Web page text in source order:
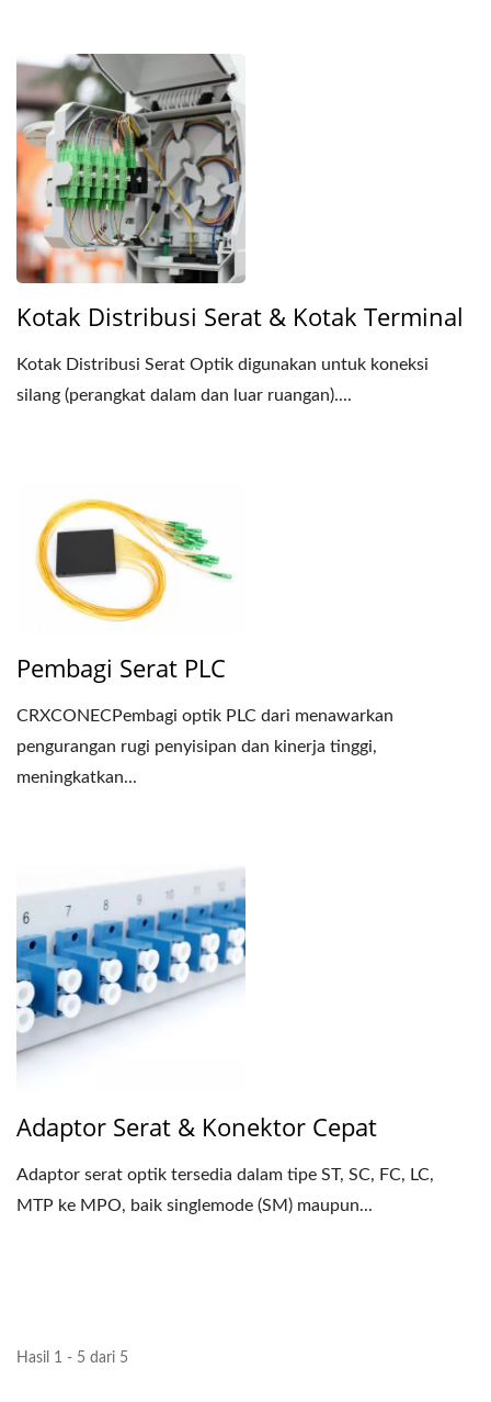
Kotak Distribusi Serat & Kotak Terminal
Kotak Distribusi Serat Optik digunakan untuk koneksi
silang (perangkat dalam dan luar ruangan)....
Pembagi Serat PLC
CRXCONECPembagi optik PLC dari menawarkan
pengurangan rugi penyisipan dan kinerja tinggi,
meningkatkan...
Adaptor Serat & Konektor Cepat
Adaptor serat optik tersedia dalam tipe ST, SC, FC, LC,
MTP ke MPO, baik singlemode (SM) maupun...
Hasil 1 - 5 dari 5